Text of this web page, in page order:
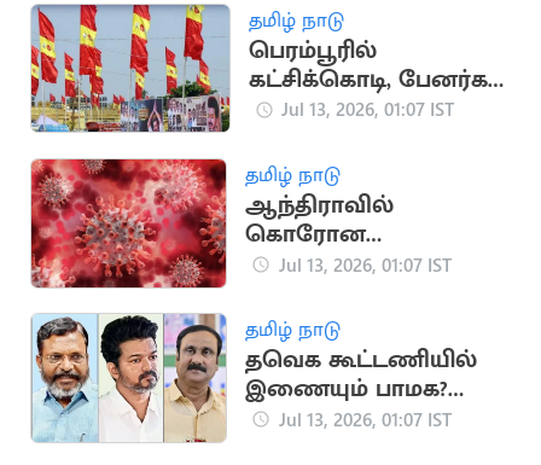
தமிழ் நாடு
பெரம்பூரில்
கட்சிக்கொடி, பேனர்கள்
வைக்கக் கூடாது
Jul 13, 2026, 01:07 IST
தமிழ் நாடு
ஆந்திராவில்
கொரோன
தொற்றுக்கு 2 பேர் பலி
Jul 13, 2026, 01:07 IST
தமிழ் நாடு
தவெக கூட்டணியில்
இணையும் பாமக?
விரும்பாத விசிக
Jul 13, 2026, 01:07 IST